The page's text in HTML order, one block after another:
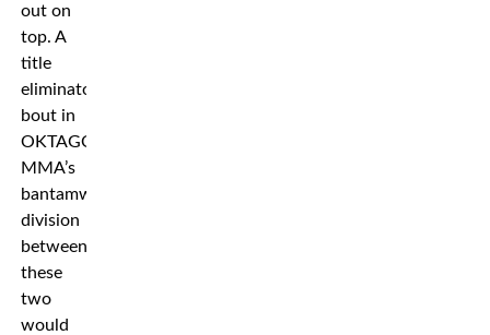
out on
top. A
title
eliminator
bout in
OKTAGON
MMA’s
bantamweight
division
between
these
two
would